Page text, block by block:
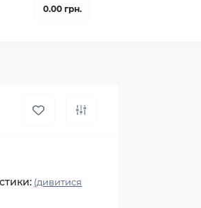
0.00 грн.
(дивитися